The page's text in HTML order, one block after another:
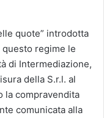
quote” introdotta
questo regime le
di Intermediazione,
della S.r.l. al
la compravendita
comunicata alla